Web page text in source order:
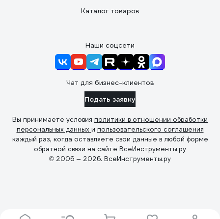
Каталог товаров
Наши соцсети
Чат для бизнес-клиентов
Подать заявку
Вы принимаете условия политики в отношении обработки
персональных данных и пользовательского соглашения
каждый раз, когда оставляете свои данные в любой форме
обратной связи на сайте ВсеИнструменты.ру
© 2006 — 2026. ВсеИнструменты.ру